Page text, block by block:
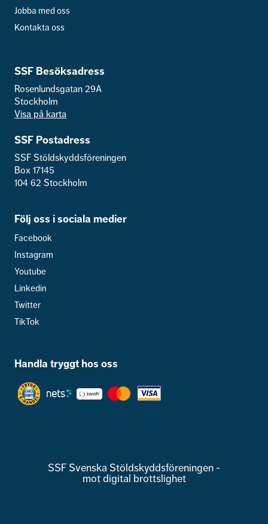
Jobba med oss
Kontakta oss
SSF Besöksadress
Rosenlundsgatan 29A
Stockholm
Visa på karta
SSF Postadress
SSF Stöldskyddsföreningen
Box 17145
104 62 Stockholm
Följ oss i sociala medier
Facebook
Instagram
Youtube
Linkedin
Twitter
TikTok
Handla tryggt hos oss
SSF Svenska Stöldskyddsföreningen -
mot digital brottslighet